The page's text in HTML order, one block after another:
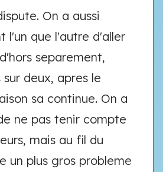
On a aussi
l'un que l'autre d'aller
separement,
deux, apres le
sa continue. On a
ne pas tenir compte
mais au fil du
un plus gros probleme